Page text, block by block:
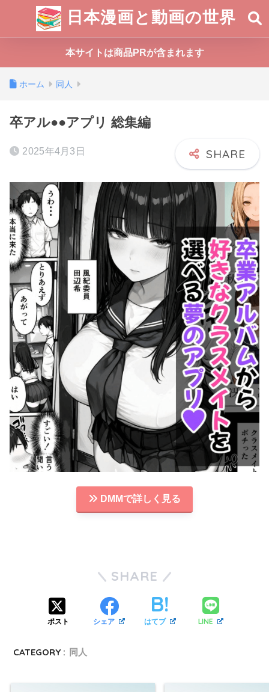
日本漫画と動画の世界
本サイトは商品PRが含まれます
ホーム 同人
卒アル●●アプリ 総集編
2025年4月3日
DMMで詳しく見る
SHARE
ポスト シェア はてブ LINE
CATEGORY : 同人